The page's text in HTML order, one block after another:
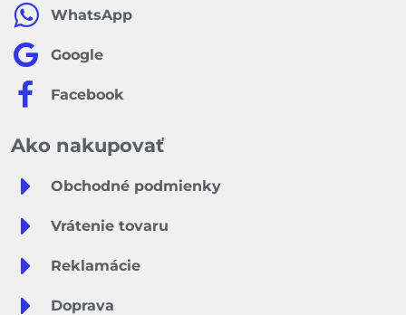
WhatsApp
Google
Facebook
Ako nakupovať
Obchodné podmienky
Vrátenie tovaru
Reklamácie
Doprava